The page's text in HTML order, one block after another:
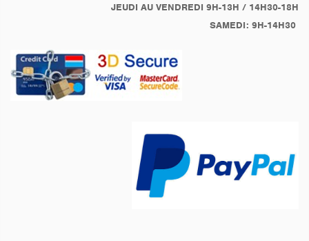
JEUDI AU VENDREDI 9H-13H / 14H30-18H
SAMEDI: 9H-14H30